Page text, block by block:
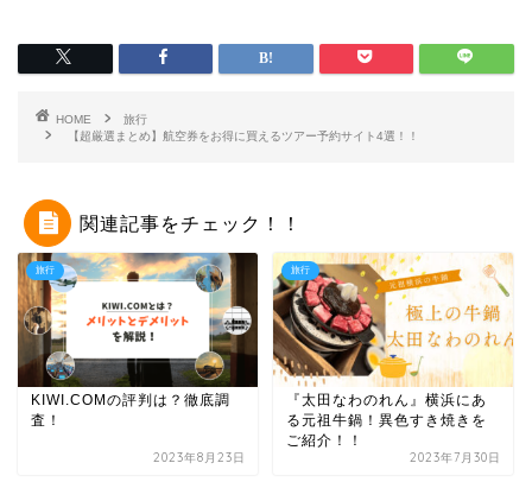
HOME
旅行
【超厳選まとめ】航空券をお得に買えるツアー予約サイト4選！！
関連記事をチェック！！
旅行
KIWI.COMの評判は？徹底調
査！
2023年8月23日
旅行
『太田なわのれん』横浜にあ
る元祖牛鍋！異色すき焼きを
ご紹介！！
2023年7月30日